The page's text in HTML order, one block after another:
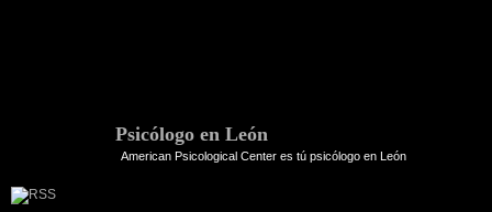
Psicólogo en León
American Psicological Center es tú psicólogo en León